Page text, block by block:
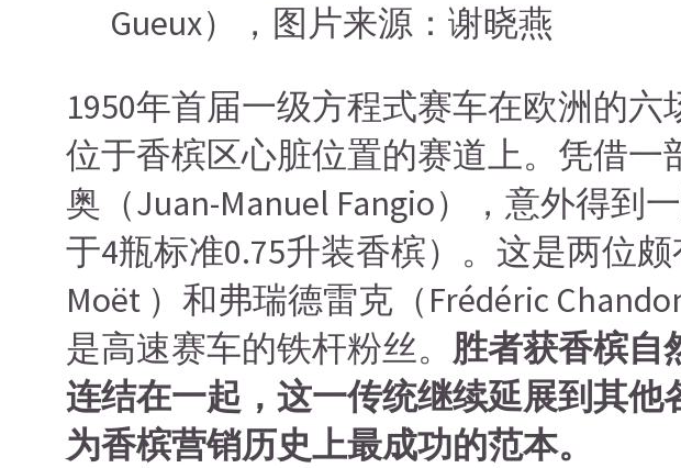
Gueux），图片来源：谢晓燕
1950年首届一级方程式赛车在欧洲的
位于香槟区心脏位置的赛道上。凭借一
奥（Juan-Manuel Fangio），意外得到
于4瓶标准0.75升装香槟）。这是两位
Moët ）和弗瑞德雷克（Frédéric
是高速赛车的铁杆粉丝。 胜者获香槟自
连结在一起，这一传统继续延展到其
为香槟营销历史上最成功的范本。